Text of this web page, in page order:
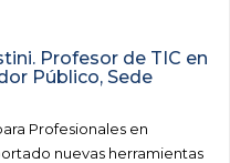
Profesor de TIC en
Público, Sede
Profesionales en
nuevas herramientas